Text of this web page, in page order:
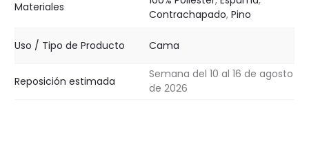
Materiales
Contrachapado, Pino
Uso / Tipo de Producto Cama
Reposición estimada
Semana del 10 al 16 de agosto
de 2026